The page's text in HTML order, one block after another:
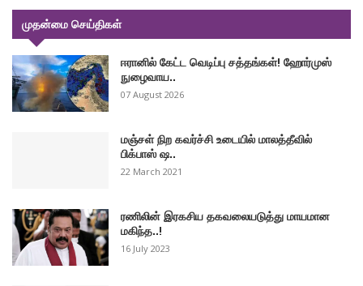
முதன்மை செய்திகள்
ஈரானில் கேட்ட வெடிப்பு சத்தங்கள்! ஹோர்முஸ்
நுழைவாய..
07 August 2026
மஞ்சள் நிற கவர்ச்சி உடையில் மாலத்தீவில்
பிக்பாஸ் ஷ..
22 March 2021
ரணிலின் இரகசிய தகவலையடுத்து மாயமான
மகிந்த..!
16 July 2023